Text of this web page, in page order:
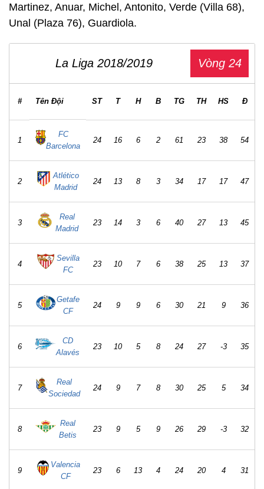
Martinez, Anuar, Michel, Antonito, Verde (Villa 68),
Unal (Plaza 76), Guardiola.
La Liga 2018/2019 Vòng 24
# Tên Đội ST T H B TG TH HS Đ
1
FC
Barcelona
24 16 6 2 61 23 38 54
2
Atlético
Madrid
24 13 8 3 34 17 17 47
3
Real
Madrid
23 14 3 6 40 27 13 45
4
Sevilla
FC
23 10 7 6 38 25 13 37
5
Getafe
CF
24 9 9 6 30 21 9 36
6
CD
Alavés
23 10 5 8 24 27 -3 35
7
Real
Sociedad
24 9 7 8 30 25 5 34
8
Real
Betis
23 9 5 9 26 29 -3 32
9
Valencia
CF
23 6 13 4 24 20 4 31